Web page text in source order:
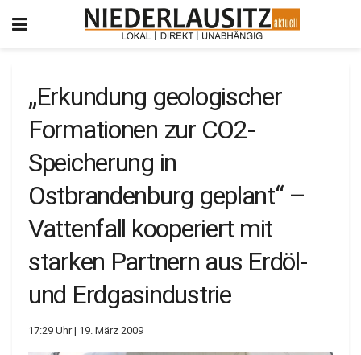
„Erkundung geologischer
Formationen zur CO2-
Speicherung in
Ostbrandenburg geplant“ –
Vattenfall kooperiert mit
starken Partnern aus Erdöl-
und Erdgasindustrie
17:29 Uhr | 19. März 2009